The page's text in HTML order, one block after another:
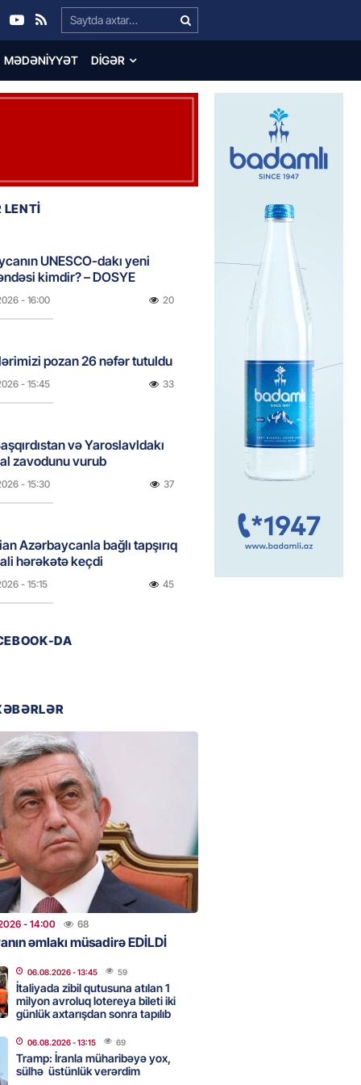
Search…
MƏDƏNIYYƏT DIGƏR
UNESCO-dakı yeni
kimdir? – DOSYE
- 16:00 20
pozan 26 nəfər tutuldu
- 15:45 33
və Yaroslavldakı
zavodunu vurub
- 15:30 37
Azərbaycanla bağlı tapşırıq
hərəkətə keçdi
- 15:15 45
kartını indi sifariş
sədr müavinini AZCON
- 15:00
Ukraynaya qaz tədarük
– Ceyhun Bayramov
- 14:45 49
- 14:30 54
dənizdə batan qardaşı tələbə
DA
- 14:00 68
əmlakı müsadirə EDİLDİ
06.08.2026- 13:45 59
İtaliyada zibil qutusuna atılan 1
milyon avroluq lotereya bileti iki
günlük axtarışdan sonra tapılıb
06.08.2026- 13:15 69
Tramp: İranla müharibəyə yox,
sülhə üstünlük verərdim